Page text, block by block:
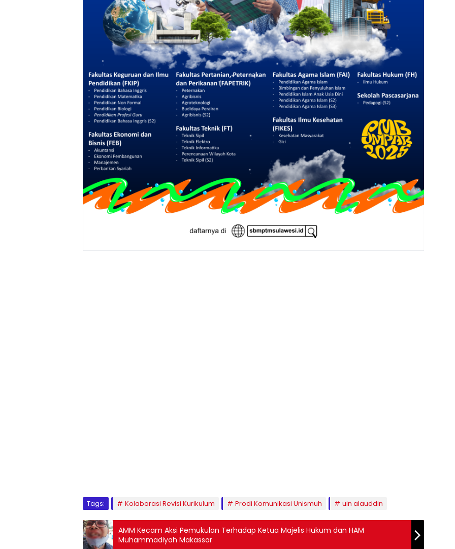
Tags: Kolaborasi Revisi Kurikulum Prodi Komunikasi Unismuh uin alauddin
AMM Kecam Aksi Pemukulan Terhadap Ketua Majelis Hukum dan HAM
Muhammadiyah Makassar